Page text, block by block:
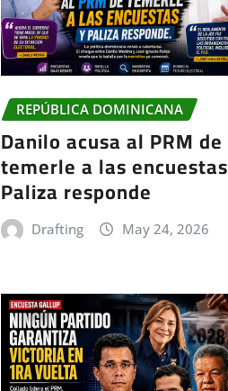
REPÚBLICA DOMINICANA
Danilo acusa al PRM de
temerle a las
Paliza responde
Drafting May 24, 2026